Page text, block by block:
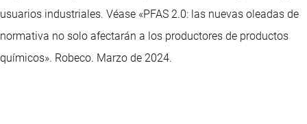
usuarios industriales. Véase «PFAS 2.0: las nuevas oleadas de
normativa no solo afectarán a los productores de productos
químicos». Robeco. Marzo de 2024.